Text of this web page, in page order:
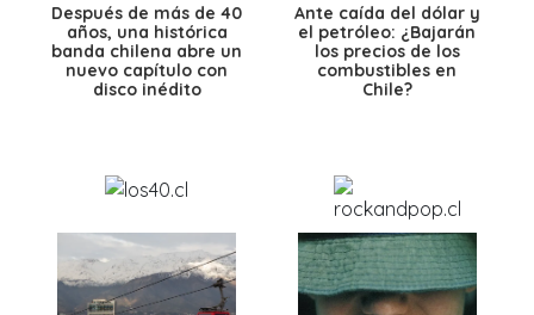
Después de más de 40
años, una histórica
banda chilena abre un
nuevo capítulo con
disco inédito
Ante caída del dólar y
el petróleo: ¿Bajarán
los precios de los
combustibles en
Chile?